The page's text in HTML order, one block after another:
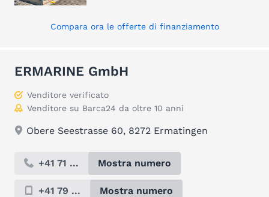
Compara ora le offerte di finanziamento
ERMARINE GmbH
Venditore verificato
Venditore su Barca24 da oltre 10 anni
Obere Seestrasse 60, 8272 Ermatingen
+41 71 ... Mostra numero
+41 79 ... Mostra numero